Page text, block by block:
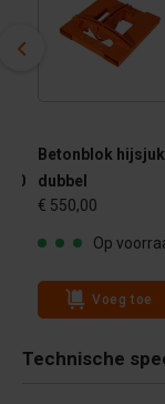
80
Betonblok hijsjuk
dubbel
€ 550,00
Op
Voeg toe
Technische